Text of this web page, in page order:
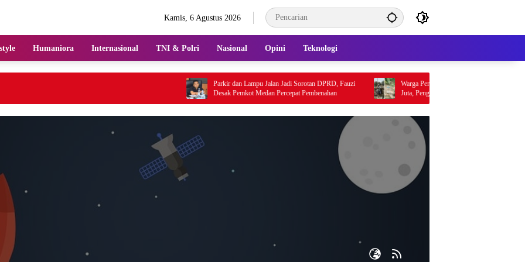
Kamis, 6 Agustus 2026
Humaniora Internasional TNI & Polri Nasional Opini Teknologi
Parkir dan Lampu Jalan Jadi Sorotan DPRD, Fauzi
Desak Pemkot Medan Percepat Pembenahan
Warga Pertanyakan Mutu Proyek Jembatan Rp397
Juta, Penggunaan Pondasi Lama Picu Desakan Audit
Lapangan